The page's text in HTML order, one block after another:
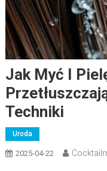
Jak Myć I
Techniki
Uroda
2025-04-22